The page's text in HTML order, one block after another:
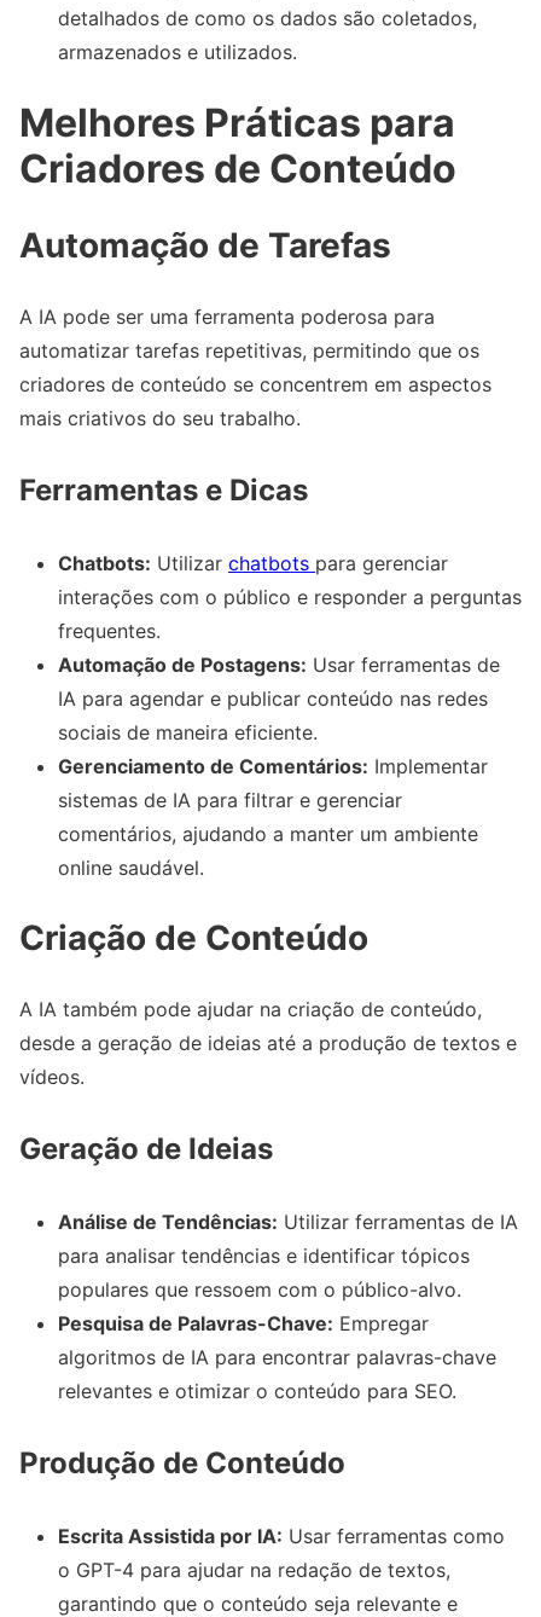
detalhados de como os dados são coletados,
armazenados e utilizados.
Melhores Práticas para
Criadores de Conteúdo
Automação de Tarefas
A IA pode ser uma ferramenta poderosa para
automatizar tarefas repetitivas, permitindo que os
criadores de conteúdo se concentrem em aspectos
mais criativos do seu trabalho.
Ferramentas e Dicas
Chatbots: Utilizar chatbots para gerenciar
interações com o público e responder a perguntas
frequentes.
Automação de Postagens: Usar ferramentas de
IA para agendar e publicar conteúdo nas redes
sociais de maneira eficiente.
Gerenciamento de Comentários: Implementar
sistemas de IA para filtrar e gerenciar
comentários, ajudando a manter um ambiente
online saudável.
Criação de Conteúdo
A IA também pode ajudar na criação de conteúdo,
desde a geração de ideias até a produção de textos e
vídeos.
Geração de Ideias
Análise de Tendências: Utilizar ferramentas de IA
para analisar tendências e identificar tópicos
populares que ressoem com o público-alvo.
Pesquisa de Palavras-Chave: Empregar
algoritmos de IA para encontrar palavras-chave
relevantes e otimizar o conteúdo para SEO.
Produção de Conteúdo
Escrita Assistida por IA: Usar ferramentas como
o GPT-4 para ajudar na redação de textos,
garantindo que o conteúdo seja relevante e